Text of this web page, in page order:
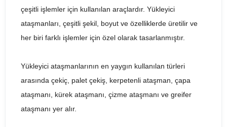
çeşitli işlemler için kullanılan araçlardır. Yükleyici
ataşmanları, çeşitli şekil, boyut ve özelliklerde üretilir ve
her biri farklı işlemler için özel olarak tasarlanmıştır.
Yükleyici ataşmanlarının en yaygın kullanılan türleri
arasında çekiç, palet çekiş, kerpetenli ataşman, çapa
ataşmanı, kürek ataşmanı, çizme ataşmanı ve greifer
ataşmanı yer alır.